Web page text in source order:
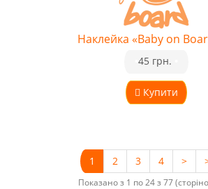
Наклейка «Baby on
Купити
45 грн.
1 2 3 4 >
Показано з 1 по 24 з 77